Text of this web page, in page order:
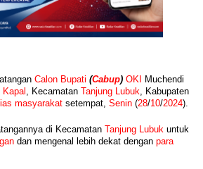
Calon Bupati (Cabup) OKI Muchendi
Kapal , Kecamatan Tanjung Lubuk , Kabupaten
masyarakatsetempat, Senin(28/10/2024).
di Kecamatan Tanjung Lubuk untuk
dan mengenal lebih dekat dengan para